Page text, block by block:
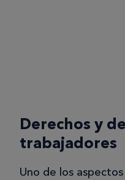
Derechos y
trabajadores
Uno de los